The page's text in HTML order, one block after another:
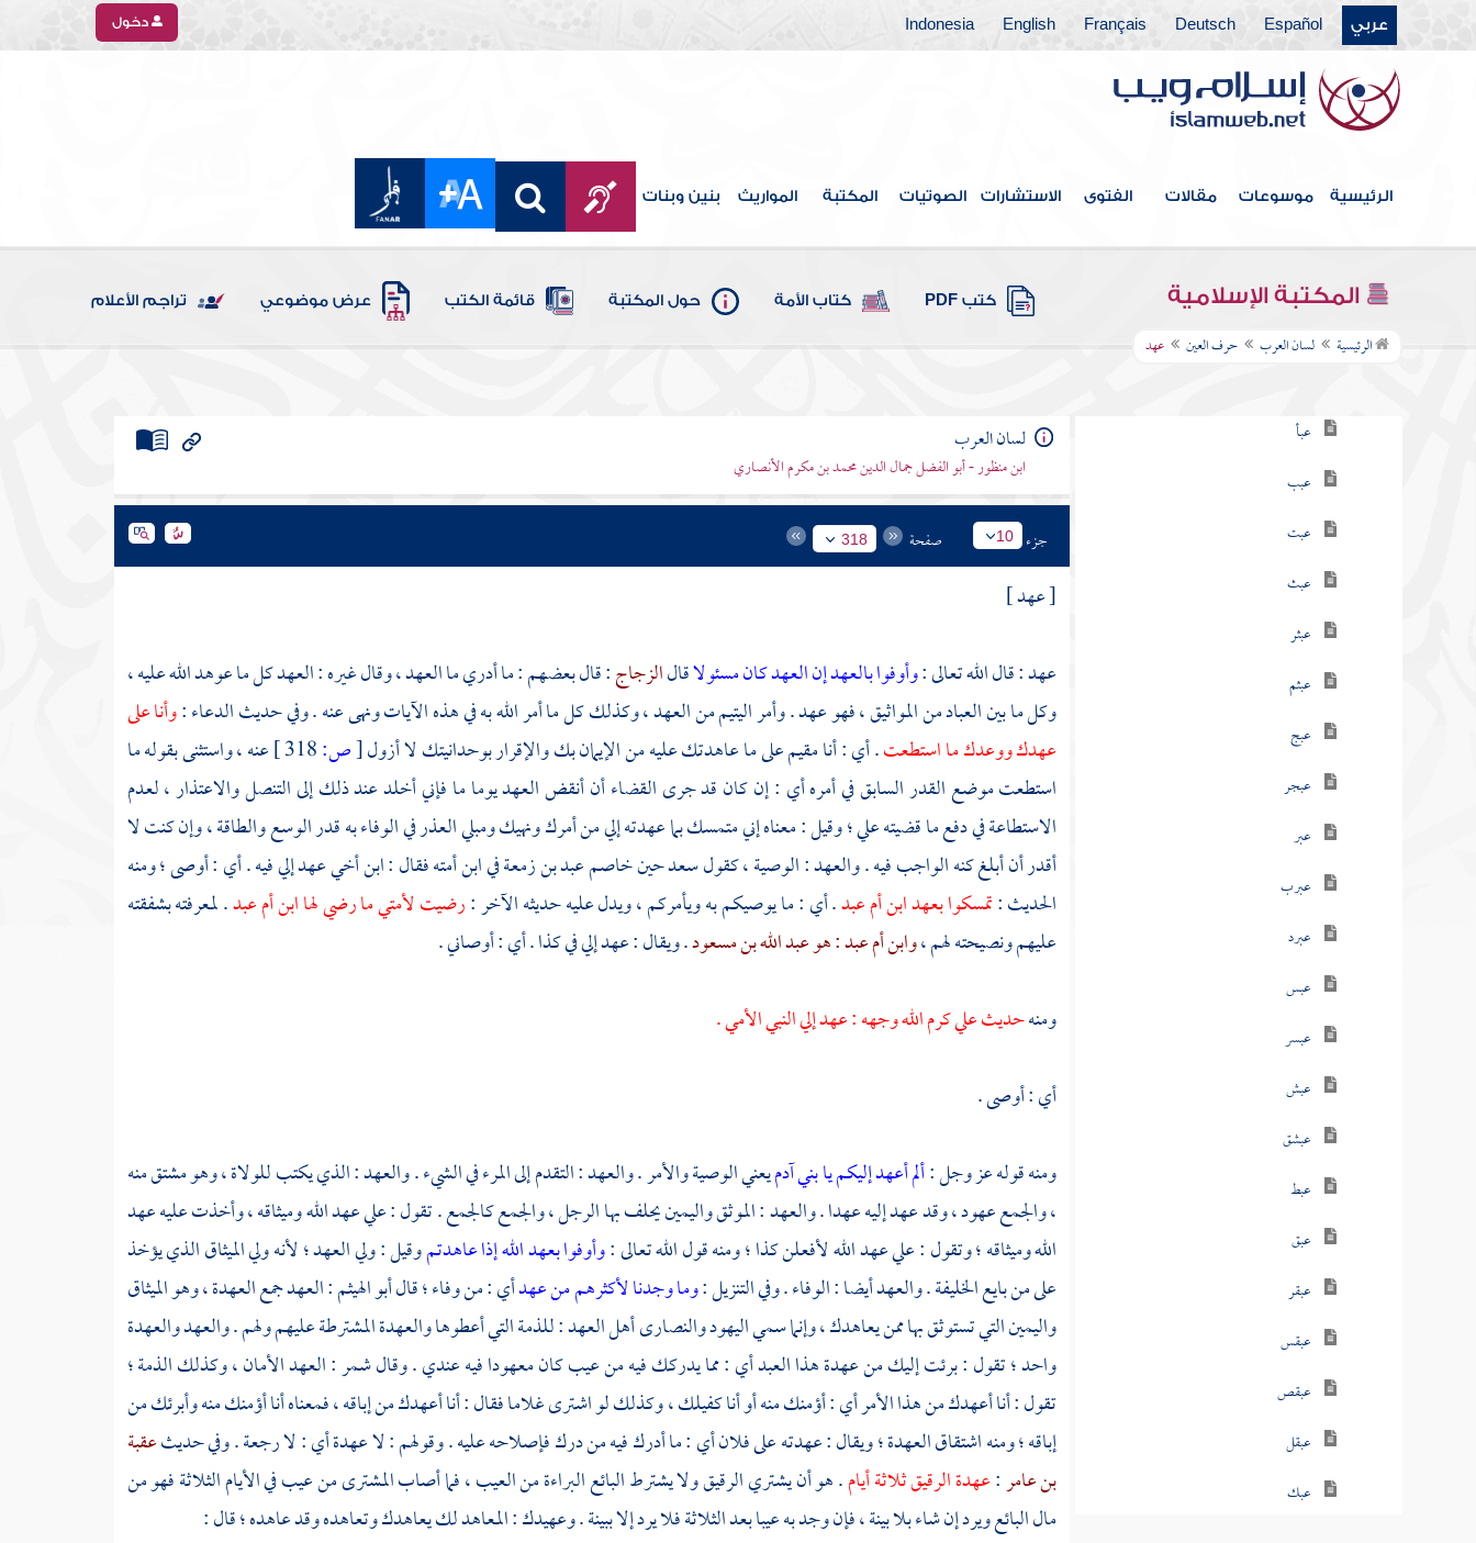
عربي Español
Deutsch
Français
English
Indonesia دخول
الرئيسية موسوعات مقالات الفتوى الاستشارات الصوتيات المكتبة المواريث بنين وبنات
المكتبة الإسلامية كتب PDF كتاب الأمة حول المكتبة قائمة الكتب عرض موضوعي تراجم الأعلام
الرئيسية لسان العرب حرف العين عهد
حرف السين
حرف الشين
حرف الصاد
حرف الضاد
حرف الطاء
حرف الظاء
حرف العين
عبأ
عبب
عبت
عبث
عبثر
عبثم
عبج
عبجر
عبر
عبرب
عبرد
عبس
عبسر
عبش
عبشق
عبط
عبق
عبقر
عبقس
عبقص
عبقل
عبك
لسان العرب
ابن منظور - أبو الفضل جمال الدين محمد بن مكرم الأنصاري
جزء 10 صفحة 318
[ عهد ]
عهد : قال الله تعالى :وأوفوا بالعهد إن العهد كان مسئولاقالالزجاج: قال بعضهم : ما أدري ما العهد ، وقال غيره : العهد كل ما عوهد الله عليه ،
وكل ما بين العباد من المواثيق ، فهو عهد . وأمر اليتيم من العهد ، وكذلك كل ما أمر الله به في هذه الآيات ونهى عنه . وفي حديث الدعاء :وأنا على
عهدك ووعدك ما استطعت. أي : أنا مقيم على ما عاهدتك عليه من الإيمان بك والإقرار بوحدانيتك لا أزول[ص:
عنه ، واستثنى بقوله ما
استطعت موضع القدر السابق في أمره أي : إن كان قد جرى القضاء أن أنقض العهد يوما ما فإني أخلد عند ذلك إلى التنصل والاعتذار ، لعدم
الاستطاعة في دفع ما قضيته علي ؛ وقيل : معناه إني متمسك بما عهدته إلي من أمرك ونهيك ومبلي العذر في الوفاء به قدر الوسع والطاقة ، وإن كنت لا
أقدر أن أبلغ كنه الواجب فيه . والعهد : الوصية ، كقول سعد حين خاصم عبد بن زمعة في ابن أمته فقال : ابن أخي عهد إلي فيه . أي : أوصى ؛ ومنه
الحديث :تمسكوا بعهد ابن أم عبد. أي : ما يوصيكم به ويأمركم ، ويدل عليه حديثه الآخر :رضيت لأمتي ما رضي لها ابن أم عبد. لمعرفته بشفقته
عليهم ونصيحته لهم ،وابن أم عبد : هو عبد الله بن مسعود. ويقال : عهد إلي في كذا . أي : أوصاني .
ومنهحديثعليكرم الله وجهه : عهد إلي النبي الأمي .
أي : أوصى .
ومنه قوله عز وجل :ألم أعهد إليكم يا بني آدميعني الوصية والأمر . والعهد : التقدم إلى المرء في الشيء . والعهد : الذي يكتب للولاة ، وهو مشتق منه
، والجمع عهود ، وقد عهد إليه عهدا . والعهد : الموثق واليمين يحلف بها الرجل ، والجمع كالجمع . تقول : علي عهد الله وميثاقه ، وأخذت عليه عهد
الله وميثاقه ؛ وتقول : علي عهد الله لأفعلن كذا ؛ ومنه قول الله تعالى :وأوفوا بعهد الله إذا عاهدتموقيل : ولي العهد ؛ لأنه ولي الميثاق الذي يؤخذ
على من بايع الخليفة . والعهد أيضا : الوفاء . وفي التنزيل :وما وجدنا لأكثرهم من عهدأي : من وفاء ؛ قالأبو الهيثم: العهد جمع العهدة ، وهو الميثاق
واليمين التي تستوثق بها ممن يعاهدك ، وإنما سمياليهودوالنصارىأهل العهد : للذمة التي أعطوها والعهدة المشترطة عليهم ولهم . والعهد والعهدة
واحد ؛ تقول : برئت إليك من عهدة هذا العبد أي : مما يدركك فيه من عيب كان معهودا فيه عندي . وقالشمر: العهد الأمان ، وكذلك الذمة ؛
تقول : أنا أعهدك من هذا الأمر أي : أؤمنك منه أو أنا كفيلك ، وكذلك لو اشترى غلاما فقال : أنا أعهدك من إباقه ، فمعناه أنا أؤمنك منه وأبرئك من
إباقه ؛ ومنه اشتقاق العهدة ؛ ويقال : عهدته على فلان أي : ما أدرك فيه من درك فإصلاحه عليه . وقولهم : لا عهدة أي : لا رجعة . وفي حديثعقبة
بن عامر:عهدة الرقيق ثلاثة أيام. هو أن يشتري الرقيق ولا يشترط البائع البراءة من العيب ، فما أصاب المشترى من عيب في الأيام الثلاثة فهو من
مال البائع ويرد إن شاء بلا بينة ، فإن وجد به عيبا بعد الثلاثة فلا يرد إلا ببينة . وعهيدك : المعاهد لك يعاهدك وتعاهده وقد عاهده ؛ قال :